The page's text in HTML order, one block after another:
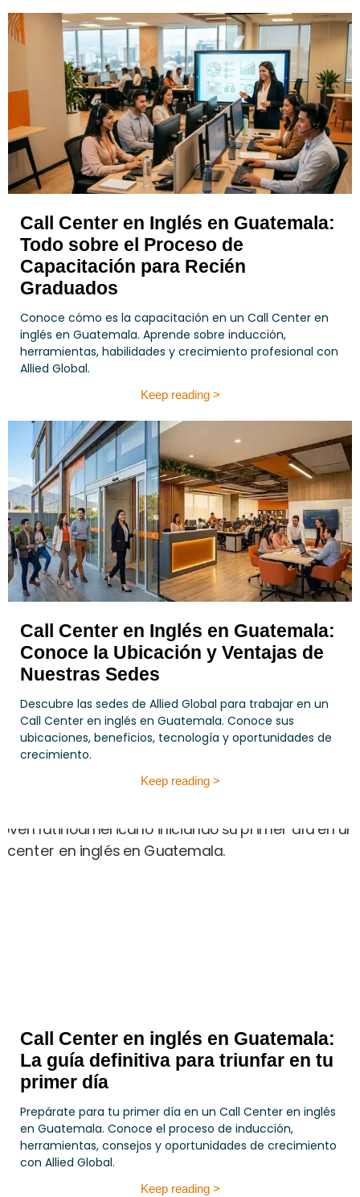
Call Center en Inglés en Guatemala:
Todo sobre el Proceso de
Capacitación para Recién
Graduados
Conoce cómo es la capacitación en un Call Center en
inglés en Guatemala. Aprende sobre inducción,
herramientas, habilidades y crecimiento profesional con
Allied Global.
Keep reading >
Call Center en Inglés en Guatemala:
Conoce la Ubicación y Ventajas de
Nuestras Sedes
Descubre las sedes de Allied Global para trabajar en un
Call Center en inglés en Guatemala. Conoce sus
ubicaciones, beneficios, tecnología y oportunidades de
crecimiento.
Keep reading >
Call Center en inglés en Guatemala:
La guía definitiva para triunfar en tu
primer día
Prepárate para tu primer día en un Call Center en inglés
en Guatemala. Conoce el proceso de inducción,
herramientas, consejos y oportunidades de crecimiento
con Allied Global.
Keep reading >